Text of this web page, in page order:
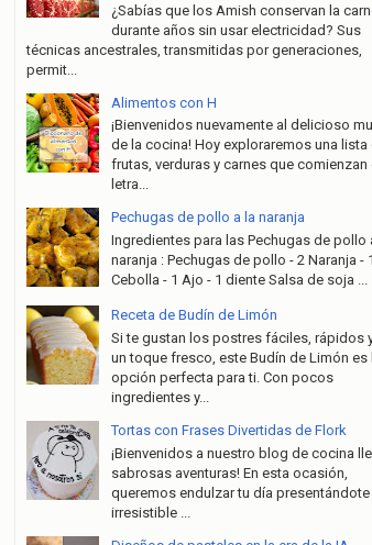
¿Sabías que los Amish conservan la
durante años sin usar electricidad? Sus
técnicas ancestrales, transmitidas por generaciones,
permit...
Alimentos con H
¡Bienvenidos nuevamente al delicioso
de la cocina! Hoy exploraremos una lista
frutas, verduras y carnes que comienzan
letra...
Pechugas de pollo a la naranja
Ingredientes para las Pechugas de pollo
naranja : Pechugas de pollo - 2 Naranja - 1
Cebolla - 1 Ajo - 1 diente Salsa de soja ...
Receta de Budín de Limón
Si te gustan los postres fáciles, rápidos
un toque fresco, este Budín de Limón es
opción perfecta para ti. Con pocos
ingredientes y...
Tortas con Frases Divertidas de Flork
¡Bienvenidos a nuestro blog de cocina
sabrosas aventuras! En esta ocasión,
queremos endulzar tu día presentándote
irresistible ...